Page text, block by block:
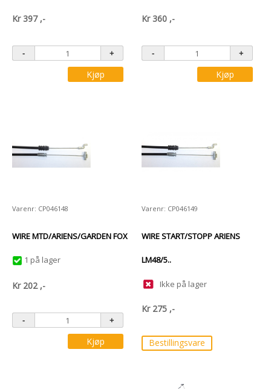
Kr397 ,-
Kjøp
Kr360 ,-
Kjøp
Varenr: CP046148
WIRE MTD/ARIENS/GARDEN FOX
1 på lager
Kr 202 ,-
Kjøp
Varenr: CP046149
WIRE START/STOPP ARIENS
LM48/5..
Ikke på lager
Kr 275 ,-
Bestillingsvare